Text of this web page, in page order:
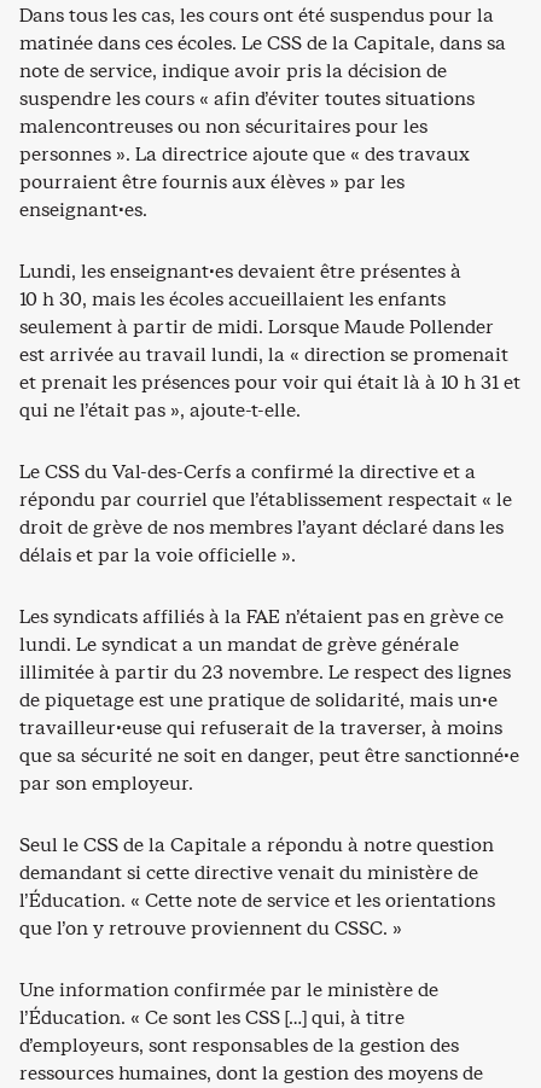
Dans tous les cas, les cours ont été suspendus pour la
matinée dans ces écoles. Le CSS de la Capitale, dans sa
note de service, indique avoir pris la décision de
suspendre les cours « afin d’éviter toutes situations
malencontreuses ou non sécuritaires pour les
personnes ». La directrice ajoute que « des travaux
pourraient être fournis aux élèves » par les
enseignant·es.
Lundi, les enseignant·es devaient être présentes à
10 h 30, mais les écoles accueillaient les enfants
seulement à partir de midi. Lorsque Maude Pollender
est arrivée au travail lundi, la « direction se promenait
et prenait les présences pour voir qui était là à 10 h 31 et
qui ne l’était pas », ajoute-t-elle.
Le CSS du Val-des-Cerfs a confirmé la directive et a
répondu par courriel que l’établissement respectait « le
droit de grève de nos membres l’ayant déclaré dans les
délais et par la voie officielle ».
Les syndicats affiliés à la FAE n’étaient pas en grève ce
lundi. Le syndicat a un mandat de grève générale
illimitée à partir du 23 novembre. Le respect des lignes
de piquetage est une pratique de solidarité, mais un·e
travailleur·euse qui refuserait de la traverser, à moins
que sa sécurité ne soit en danger, peut être sanctionné·e
par son employeur.
Seul le CSS de la Capitale a répondu à notre question
demandant si cette directive venait du ministère de
l’Éducation. « Cette note de service et les orientations
que l’on y retrouve proviennent du CSSC. »
Une information confirmée par le ministère de
l’Éducation. « Ce sont les CSS […] qui, à titre
d’employeurs, sont responsables de la gestion des
ressources humaines, dont la gestion des moyens de